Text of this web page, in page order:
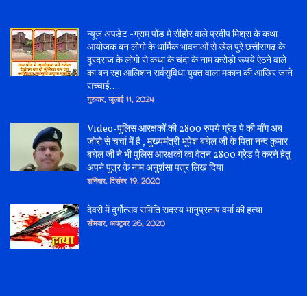
न्यूज अपडेट -ग्राम पोंड मे सीहोर वाले प्रदीप मिश्रा के कथा
आयोजक बन लोगो के धार्मिक भावनाओं से खेल पुरे छत्तीसगढ़ के
दूरदराज के लोगो से कथा के चंदा के नाम करोड़ो रूपये ऐठने वाले
का बन रहा आलिशन सर्वसुविधा युक्त वाला मकान की आखिर जाने
सच्चाई....
गुरुवार, जुलाई 11, 2024
Video-पुलिस आरक्षकों की 2800 रुपये ग्रेड पे की माँग अब
जोरो से चर्चा में है , मुख्यमंत्री भूपेश बघेल जी के पिता नन्द कुमार
बघेल जी ने भी पुलिस आरक्षकों का वेतन 2800 ग्रेड पे करने हेतु
अपने पुत्र के नाम अनुशंसा पत्र लिख दिया
शनिवार, दिसंबर 19, 2020
देवरी में दुर्गोत्सव समिति सदस्य भानुप्रताप वर्मा की हत्या
सोमवार, अक्टूबर 26, 2020